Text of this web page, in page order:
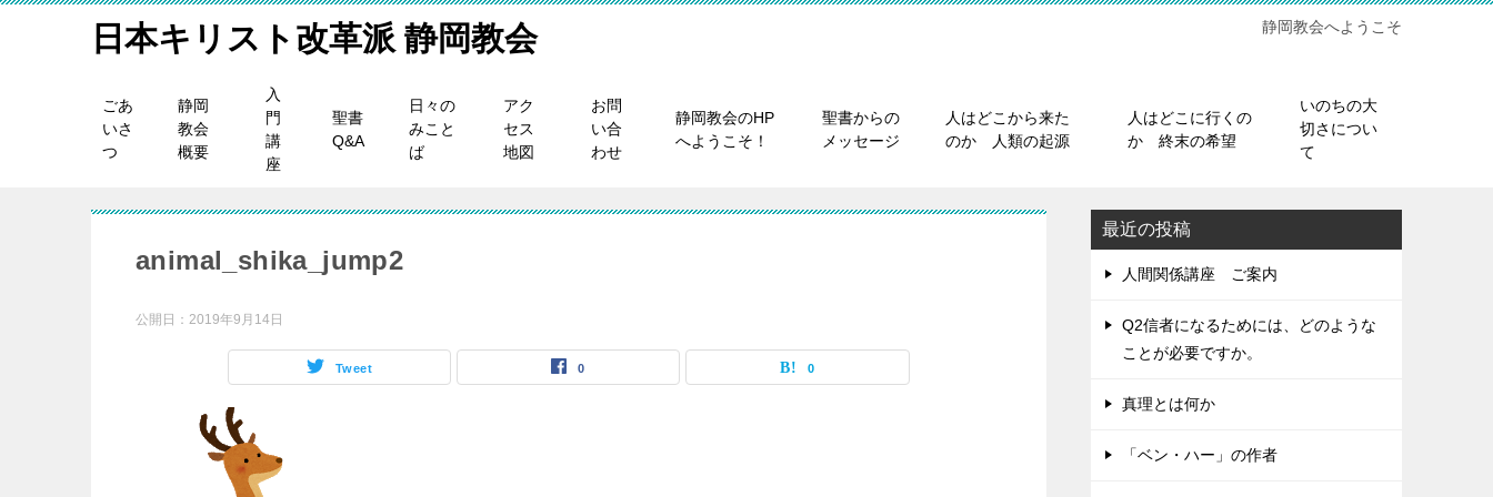
日本キリスト改革派 静岡教会 静岡教会へようこそ
ごあ
いさ
つ
静岡
教会
概要
入
門
講
座
聖書
Q&A
日々の
みこと
ば
アク
セス
地図
お問
い合
わせ
静岡教会のHP
へようこそ！
聖書からの
メッセージ
人はどこから来た
のか 人類の起源
人はどこに行くの
か 終末の希望
いのちの大
切さについ
て
animal_shika_jump2
公開日： 2019年9月14日
Tweet 0 0
最近の投稿
人間関係講座 ご案内
Q2信者になるためには、どのような
ことが必要ですか。
真理とは何か
「ベン・ハー」の作者